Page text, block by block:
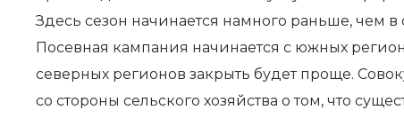
Здесь сезон начинается намного раньше, чем
Посевная кампания начинается с южных
северных регионов закрыть будет проще.
со стороны сельского хозяйства о том, что